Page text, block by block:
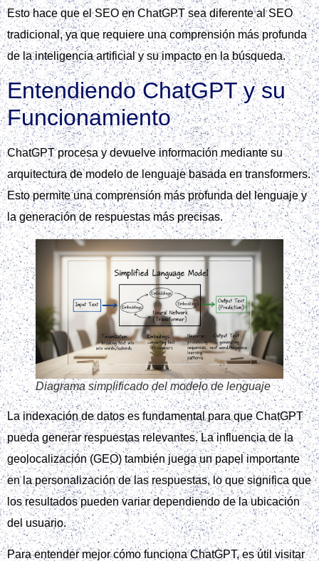
Esto hace que el SEO en ChatGPT sea diferente al SEO
tradicional, ya que requiere una comprensión más profunda
de la inteligencia artificial y su impacto en la búsqueda.
Entendiendo ChatGPT y su
Funcionamiento
ChatGPT procesa y devuelve información mediante su
arquitectura de modelo de lenguaje basada en transformers.
Esto permite una comprensión más profunda del lenguaje y
la generación de respuestas más precisas.
Diagrama simplificado del modelo de lenguaje
La indexación de datos es fundamental para que ChatGPT
pueda generar respuestas relevantes. La influencia de la
geolocalización (GEO) también juega un papel importante
en la personalización de las respuestas, lo que significa que
los resultados pueden variar dependiendo de la ubicación
del usuario.
Para entender mejor cómo funciona ChatGPT, es útil visitar